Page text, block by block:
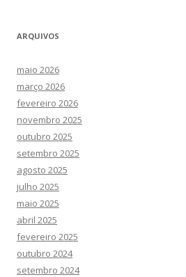
ARQUIVOS
maio 2026
março 2026
fevereiro 2026
novembro 2025
outubro 2025
setembro 2025
agosto 2025
julho 2025
maio 2025
abril 2025
fevereiro 2025
outubro 2024
setembro 2024